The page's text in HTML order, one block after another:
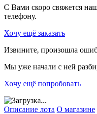
С Вами скоро свяжется
телефону.
Хочу ещё заказать
Извините, произошла
Мы уже начали с ней
Хочу ещё попробовать
Описание лота О магазине